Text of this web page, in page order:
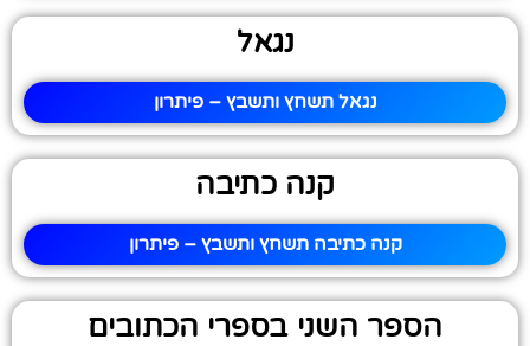
נגאל
נגאל תשחץ ותשבץ – פיתרון
קנה כתיבה
קנה כתיבה תשחץ ותשבץ – פיתרון
הספר השני בספרי הכתובים